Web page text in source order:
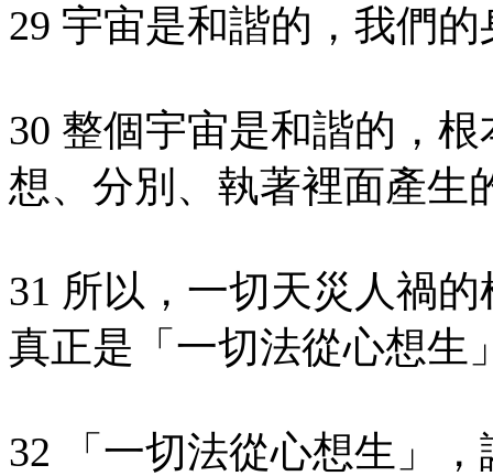
29 宇宙是和諧的，我們
30 整個宇宙是和諧的，
想、分別、執著裡面產生
31 所以，一切天災人禍
真正是「一切法從心想生
32 「一切法從心想生」